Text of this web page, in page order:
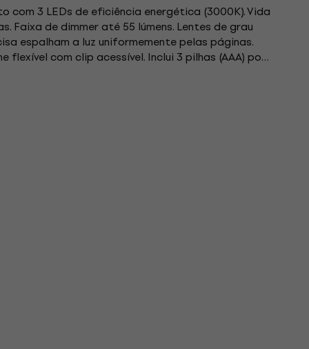
com 3 LEDs de eficiência energética (3000K). Vida
Faixa de dimmer até 55 lúmens. Lentes de grau
espalham a luz uniformemente pelas páginas.
flexível com clip acessível. Inclui 3 pilhas (AAA) por